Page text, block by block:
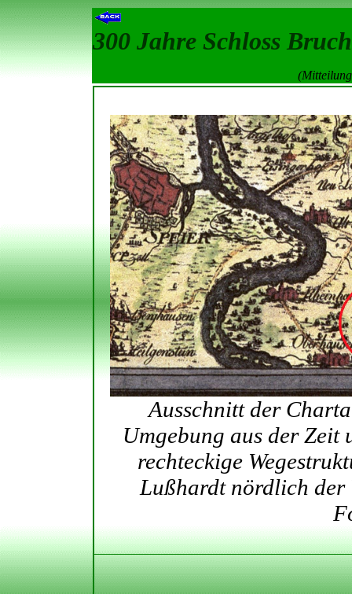
300 Jahre Schloss
Ausschnitt der
Umgebung aus der Zeit
rechteckige
Lußhardt nördlich der